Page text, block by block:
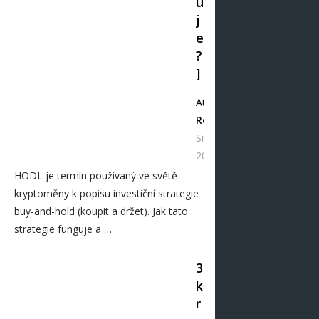
j
e
?
]
Autor
Redakce
Srp 07,
2021
HODL je termín používaný ve světě
kryptoměny k popisu investiční strategie
buy-and-hold (koupit a držet). Jak tato
strategie funguje a …
3
k
r